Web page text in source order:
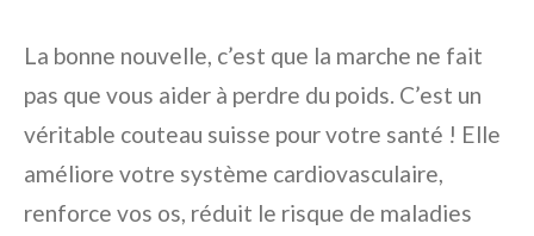
La bonne nouvelle, c’est que la marche ne fait
pas que vous aider à perdre du poids. C’est un
véritable couteau suisse pour votre santé ! Elle
améliore votre système cardiovasculaire,
renforce vos os, réduit le risque de maladies